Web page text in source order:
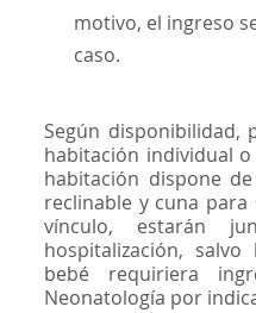
motivo, el ingreso
caso.
Según disponibilidad,
habitación individual
habitación dispone
reclinable y cuna para
vínculo, estarán
hospitalización,
bebé requiriera
Neonatología por